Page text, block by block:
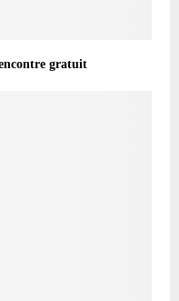
gratuit